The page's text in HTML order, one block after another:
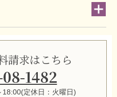
請求はこちら
1482
定休日：火曜日)